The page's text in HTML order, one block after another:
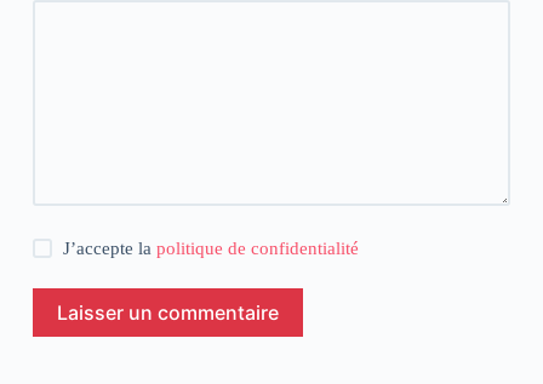
J’accepte lapolitique de confidentialité
Laisser un commentaire